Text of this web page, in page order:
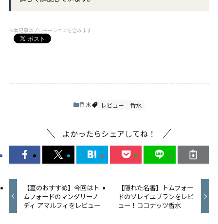
※本記事はプロモーションを含みます
香水 レビュー 香水
よかったらシェアしてね！
【夏のおすすめ】今回はト
ムフォードのマンダリーノ
ディ アマルフィをレビュー
【隠れた名香】トムフォー
ドのソレイユブランをレビ
ュー！ココナッツ香水